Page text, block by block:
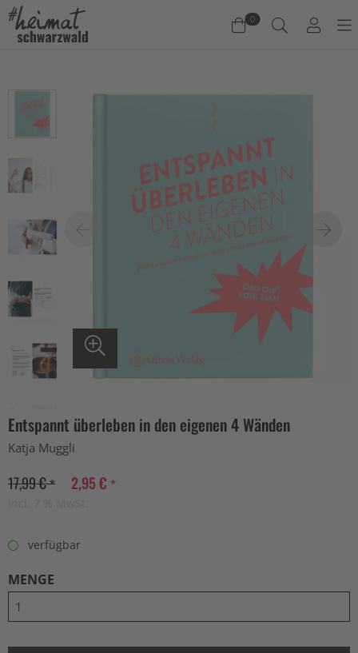
0
Entspannt überleben in den eigenen 4 Wänden
Katja Muggli
17,99 € * 2,95 € *
verfügbar
MENGE